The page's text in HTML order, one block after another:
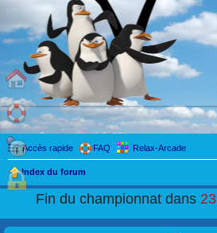
Accès rapide FAQ Relax-Arcade
Index du forum
Fin du championnat dans23